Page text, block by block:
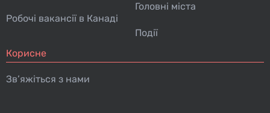
Робочі вакансії в Канаді
Головні міста
Події
Корисне
Зв’яжіться з нами